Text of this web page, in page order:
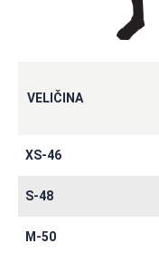
VELIČINA
XS-46
S-48
M-50